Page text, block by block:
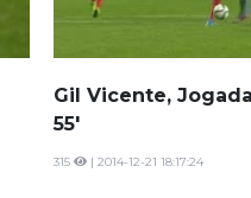
Gil Vicente,
55'
315 | 2014-12-21 18:17:24